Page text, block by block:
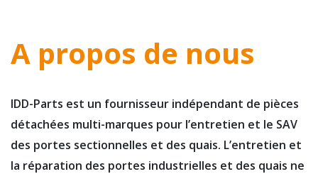
A propos de nous
IDD-Parts est un fournisseur indépendant de pièces
détachées multi-marques pour l’entretien et le SAV
des portes sectionnelles et des quais. L’entretien et
la réparation des portes industrielles et des quais ne